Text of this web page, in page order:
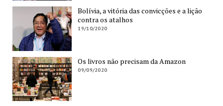
Bolívia, a vitória das convicções e a lição
contra os atalhos
19/10/2020
Os livros não precisam da Amazon
09/09/2020